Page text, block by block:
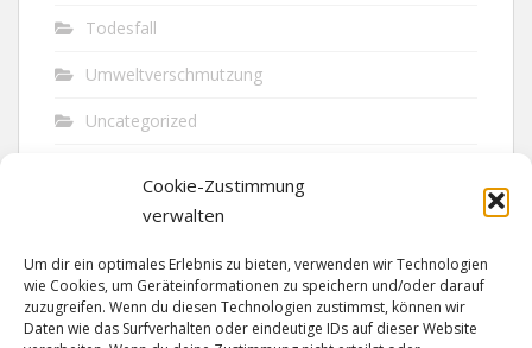
Cookie-Zustimmung
verwalten
Um dir ein optimales Erlebnis zu bieten, verwenden wir Technologien
wie Cookies, um Geräteinformationen zu speichern und/oder darauf
zuzugreifen. Wenn du diesen Technologien zustimmst, können wir
Daten wie das Surfverhalten oder eindeutige IDs auf dieser Website
Todesfall
Umweltverschmutzung
Uncategorized
Vandalismus
Verkehr
Verkehrsunfall